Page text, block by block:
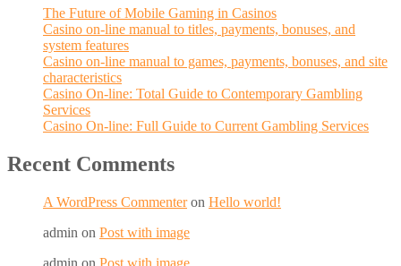
The Future of Mobile Gaming in Casinos
Casino on-line manual to titles, payments, bonuses, and
system features
Casino on-line manual to games, payments, bonuses, and site
characteristics
Casino On-line: Total Guide to Contemporary Gambling
Services
Casino On-line: Full Guide to Current Gambling Services
Recent Comments
A WordPress Commenteron Hello world!
admin on Post with image
admin on Post with image